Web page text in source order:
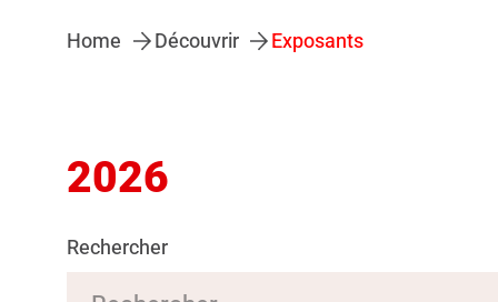
Home Découvrir Exposants
2026
Rechercher